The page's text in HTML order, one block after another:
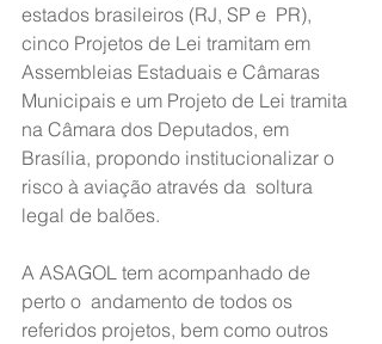
estados brasileiros (RJ, SP e  PR),
cinco Projetos de Lei tramitam em
Assembleias Estaduais e Câmaras
Municipais e um Projeto de Lei tramita
na Câmara dos Deputados, em
Brasília, propondo institucionalizar o
risco à aviação através da  soltura
legal de balões.
A ASAGOL tem acompanhado de
perto o  andamento de todos os
referidos projetos, bem como outros